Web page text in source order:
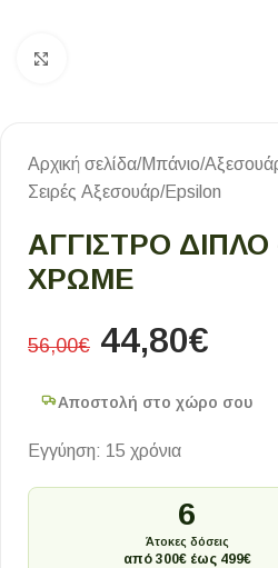
Αρχική σελίδα/Μπάνιο/
Σειρές Αξεσουάρ/Epsilon
ΑΓΓΙΣΤΡΟ ΔΙΠΛΟ
ΧΡΩΜΕ
56,00€ 44,80€
Αποστολή στο χώρο σου
Εγγύηση: 15 χρόνια
6
Άτοκες δόσεις
από 300€ έως 499€